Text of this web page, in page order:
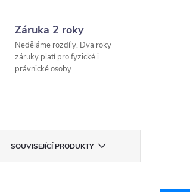
Záruka 2 roky
Neděláme rozdíly. Dva roky
záruky platí pro fyzické i
právnické osoby.
SOUVISEJÍCÍ PRODUKTY